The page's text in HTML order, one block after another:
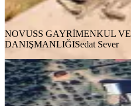
Ara
NOVUSS GAYRİMENKUL
DANIŞMANLIĞISedat Sever
Sahibinden
Parsel (tek